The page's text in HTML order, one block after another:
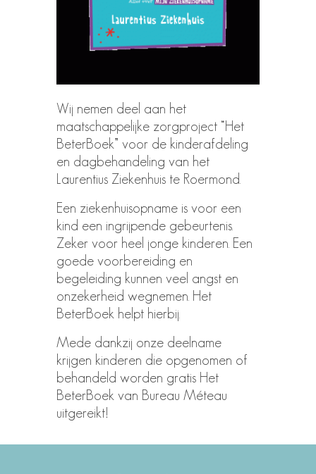
Wij nemen deel aan het
maatschappelijke zorgproject “Het
BeterBoek” voor de kinderafdeling
en dagbehandeling van het
Laurentius Ziekenhuis te Roermond.
Een ziekenhuisopname is voor een
kind een ingrijpende gebeurtenis.
Zeker voor heel jonge kinderen. Een
goede voorbereiding en
begeleiding kunnen veel angst en
onzekerheid wegnemen. Het
BeterBoek helpt hierbij.
Mede dankzij onze deelname
krijgen kinderen die opgenomen of
behandeld worden gratis Het
BeterBoek van Bureau Méteau
uitgereikt!